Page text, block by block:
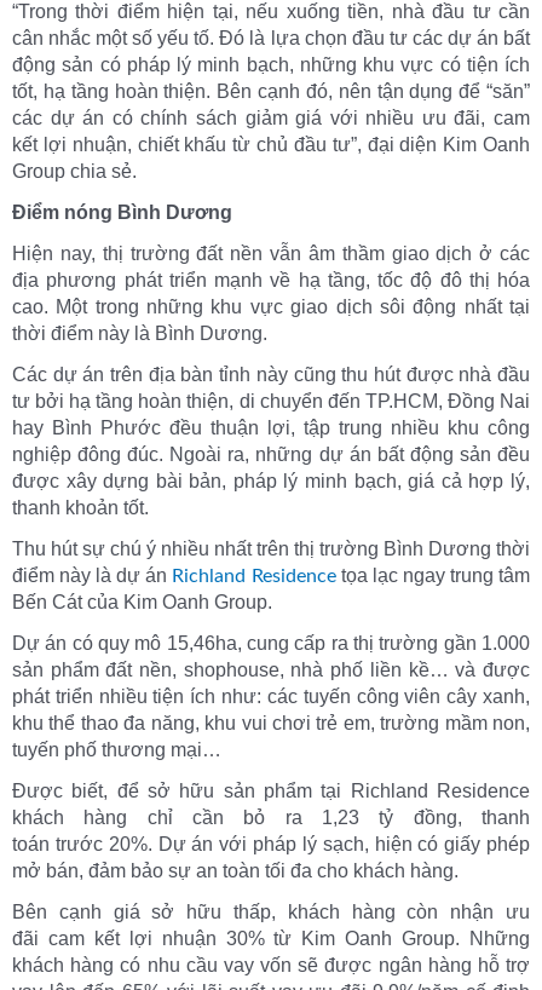
“Trong thời điểm hiện tại, nếu xuống tiền, nhà đầu tư cần
cân nhắc một số yếu tố. Đó là lựa chọn đầu tư các dự án bất
động sản có pháp lý minh bạch, những khu vực có tiện ích
tốt, hạ tầng hoàn thiện. Bên cạnh đó, nên tận dụng để “săn”
các dự án có chính sách giảm giá với nhiều ưu đãi, cam
kết lợi nhuận, chiết khấu từ chủ đầu tư”, đại diện Kim Oanh
Group chia sẻ.
Điểm nóng Bình Dương
Hiện nay, thị trường đất nền vẫn âm thầm giao dịch ở các
địa phương phát triển mạnh về hạ tầng, tốc độ đô thị hóa
cao. Một trong những khu vực giao dịch sôi động nhất tại
thời điểm này là Bình Dương.
Các dự án trên địa bàn tỉnh này cũng thu hút được nhà đầu
tư bởi hạ tầng hoàn thiện, di chuyển đến TP.HCM, Đồng Nai
hay Bình Phước đều thuận lợi, tập trung nhiều khu công
nghiệp đông đúc. Ngoài ra, những dự án bất động sản đều
được xây dựng bài bản, pháp lý minh bạch, giá cả hợp lý,
thanh khoản tốt.
Thu hút sự chú ý nhiều nhất trên thị trường Bình Dương thời
điểm này là dự án Richland Residencetọa lạc ngay trung tâm
Bến Cát của Kim Oanh Group.
Dự án có quy mô 15,46ha, cung cấp ra thị trường gần 1.000
sản phẩm đất nền, shophouse, nhà phố liền kề… và được
phát triển nhiều tiện ích như: các tuyến công viên cây xanh,
khu thể thao đa năng, khu vui chơi trẻ em, trường mầm non,
tuyến phố thương mại…
Được biết, để sở hữu sản phẩm tại Richland Residence
khách hàng chỉ cần bỏ ra 1,23 tỷ đồng, thanh
toán trước 20%. Dự án với pháp lý sạch, hiện có giấy phép
mở bán, đảm bảo sự an toàn tối đa cho khách hàng.
Bên cạnh giá sở hữu thấp, khách hàng còn nhận ưu
đãi cam kết lợi nhuận 30% từ Kim Oanh Group. Những
khách hàng có nhu cầu vay vốn sẽ được ngân hàng hỗ trợ